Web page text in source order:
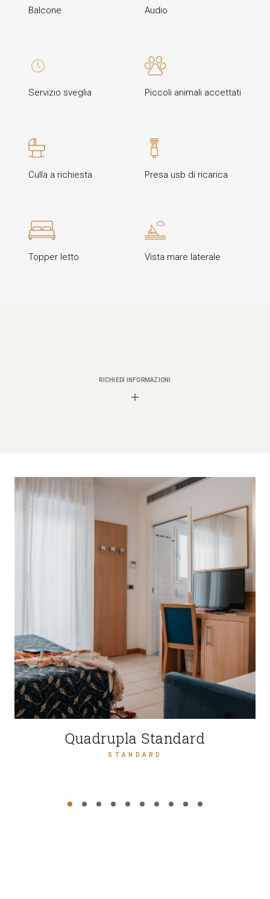
Balcone Audio
Servizio sveglia Piccoli animali accettati
Culla a richiesta Presa usb di ricarica
Topper letto Vista mare laterale
RICHIEDI INFORMAZIONI
Quadrupla Standard
STANDARD